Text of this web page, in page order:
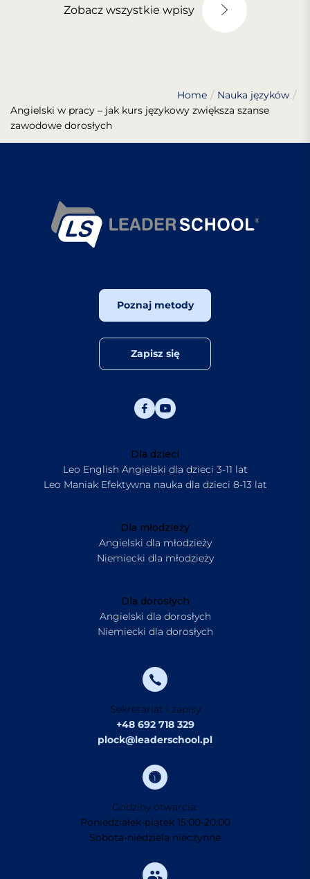
Zobacz wszystkie wpisy
Home
Nauka języków
Angielski w pracy – jak kurs językowy zwiększa szanse
zawodowe dorosłych
Poznaj metody
Zapisz się
Dla dzieci
Leo English Angielski dla dzieci 3-11 lat
Leo Maniak Efektywna nauka dla dzieci 8-13 lat
Dla młodzieży
Angielski dla młodzieży
Niemiecki dla młodzieży
Dla dorosłych
Angielski dla dorosłych
Niemiecki dla dorosłych
Sekretariat i zapisy
+48 692 718 329
plock@leaderschool.pl
Godziny otwarcia:
Poniedziałek-piątek 15:00-20:00
Sobota-niedziela nieczynne